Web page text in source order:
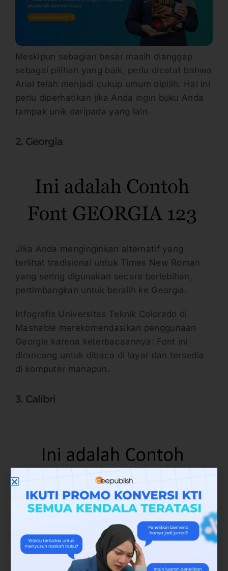
Meskipun sebagian besar masih dianggap
sebagai pilihan yang baik, perlu dicatat bahwa
Arial telah menjadi cukup umum dipilih. Hal ini
perlu diperhatikan jika Anda ingin buku Anda
tampak unik daripada yang lain.
2. Georgia
Jika Anda menginginkan alternatif yang
terlihat tradisional untuk Times New Roman
yang sering digunakan secara berlebihan,
pertimbangkan untuk beralih ke Georgia.
Infografis Universitas Teknik Colorado di
Mashable merekomendasikan penggunaan
Georgia karena keterbacaannya: Font ini
dirancang untuk dibaca di layar dan tersedia
di komputer manapun.
3. Calibri
Setelah mengganti Times New Roman
sebagai font Microsoft Word default, Calibri
adalah pilihan yang sangat baik untuk font
sans-serif yang aman dan dapat dibaca